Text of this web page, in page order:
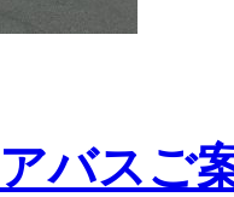
バスご